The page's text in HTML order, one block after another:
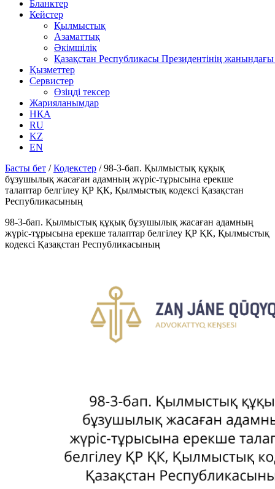
Бланктер
Кейстер
Қылмыстық
Азаматтық
Әкімшілік
Қазақстан Республикасы Президентінің
Қызметтер
Сервистер
Өзіңді тексер
Жарияланымдар
НҚА
RU
KZ
EN
Басты бет /Кодекстер /98-3-бап. Қылмыстық құқық
бұзушылық жасаған адамның жүріс-тұрысына ерекше
талаптар белгілеу ҚР ҚК, Қылмыстық кодексi Қазақстан
Республикасының
98-3-бап. Қылмыстық құқық бұзушылық жасаған адамның
жүріс-тұрысына ерекше талаптар белгілеу ҚР ҚК, Қылмыстық
кодексi Қазақстан Республикасының